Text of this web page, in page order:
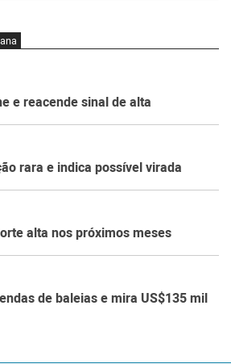
e reacende sinal de alta
rara e indica possível virada
alta nos próximos meses
de baleias e mira US$135 mil